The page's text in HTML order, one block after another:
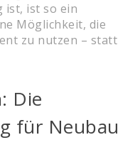
ist, ist so ein
Möglichkeit, die
zu nutzen – statt
Die
für Neubau